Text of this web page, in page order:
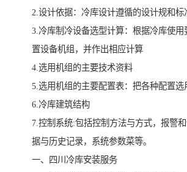
2.设计依据：冷库设计遵循的设计规和标
3.冷库制冷设备选型计算：根据冷库使用
置设备机组，并作出相应计算
4.选用机组的主要技术资料
5.选用机组的主要配置表：把各种配置选
6.冷库建筑结构
7.控制系统:包括控制方法与方式，报警
据与历史记录，系统参数菜等。
一、四川冷库安装服务